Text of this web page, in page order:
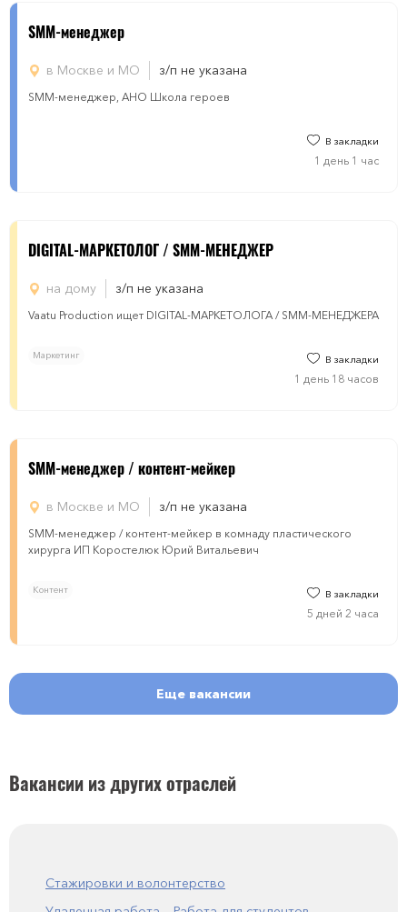
SMM-менеджер
в Москве и МО з/п не указана
SMM-менеджер, АНО Школа героев
В закладки
1 день 1 час
DIGITAL-МАРКЕТОЛОГ / SMM-МЕНЕДЖЕР
на дому з/п не указана
Vaatu Production ищет DIGITAL-МАРКЕТОЛОГА / SMM-МЕНЕДЖЕРА
Маркетинг В закладки
1 день 18 часов
SMM-менеджер / контент-мейкер
в Москве и МО з/п не указана
SMM-менеджер / контент-мейкер в комнаду пластического
хирурга ИП Коростелюк Юрий Витальевич
Контент В закладки
5 дней 2 часа
Еще вакансии
Вакансии из других отраслей
Стажировки и волонтерство